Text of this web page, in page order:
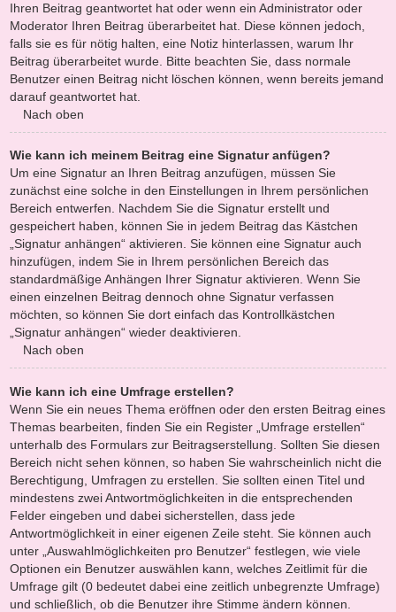
Ihren Beitrag geantwortet hat oder wenn ein Administrator oder
Moderator Ihren Beitrag überarbeitet hat. Diese können jedoch,
falls sie es für nötig halten, eine Notiz hinterlassen, warum Ihr
Beitrag überarbeitet wurde. Bitte beachten Sie, dass normale
Benutzer einen Beitrag nicht löschen können, wenn bereits jemand
darauf geantwortet hat.
Nach oben
Wie kann ich meinem Beitrag eine Signatur anfügen?
Um eine Signatur an Ihren Beitrag anzufügen, müssen Sie
zunächst eine solche in den Einstellungen in Ihrem persönlichen
Bereich entwerfen. Nachdem Sie die Signatur erstellt und
gespeichert haben, können Sie in jedem Beitrag das Kästchen
„Signatur anhängen“ aktivieren. Sie können eine Signatur auch
hinzufügen, indem Sie in Ihrem persönlichen Bereich das
standardmäßige Anhängen Ihrer Signatur aktivieren. Wenn Sie
einen einzelnen Beitrag dennoch ohne Signatur verfassen
möchten, so können Sie dort einfach das Kontrollkästchen
„Signatur anhängen“ wieder deaktivieren.
Nach oben
Wie kann ich eine Umfrage erstellen?
Wenn Sie ein neues Thema eröffnen oder den ersten Beitrag eines
Themas bearbeiten, finden Sie ein Register „Umfrage erstellen“
unterhalb des Formulars zur Beitragserstellung. Sollten Sie diesen
Bereich nicht sehen können, so haben Sie wahrscheinlich nicht die
Berechtigung, Umfragen zu erstellen. Sie sollten einen Titel und
mindestens zwei Antwortmöglichkeiten in die entsprechenden
Felder eingeben und dabei sicherstellen, dass jede
Antwortmöglichkeit in einer eigenen Zeile steht. Sie können auch
unter „Auswahlmöglichkeiten pro Benutzer“ festlegen, wie viele
Optionen ein Benutzer auswählen kann, welches Zeitlimit für die
Umfrage gilt (0 bedeutet dabei eine zeitlich unbegrenzte Umfrage)
und schließlich, ob die Benutzer ihre Stimme ändern können.